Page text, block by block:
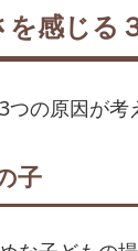
感じる
の原因が考
子